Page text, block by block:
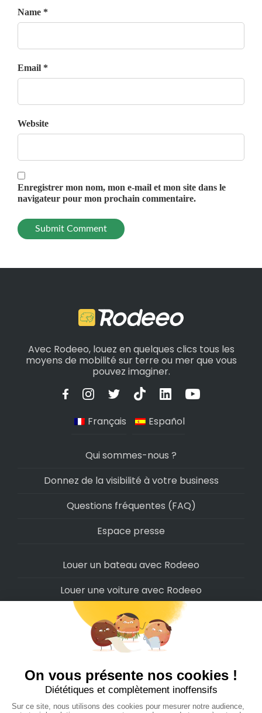
Name *
Email *
Website
Enregistrer mon nom, mon e-mail et mon site dans le
navigateur pour mon prochain commentaire.
Avec Rodeeo, louez en quelques clics tous les
moyens de mobilité sur terre ou mer que vous
pouvez imaginer.
Français Español
Qui sommes-nous ?
Donnez de la visibilité à votre business
Questions fréquentes (FAQ)
Espace presse
Louer un bateau avec Rodeeo
Louer une voiture avec Rodeeo
Louer une moto avec Rodeeo
Louer un scooter avec Rodeeo
Louer un Camping-Car avec Rodeeo